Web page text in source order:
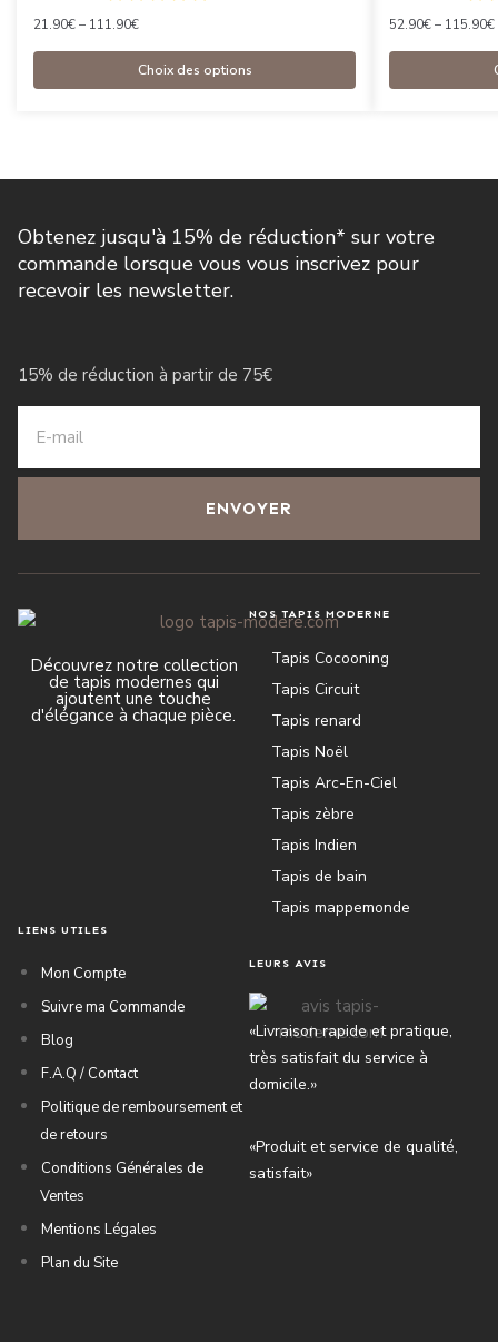
21.90€– 111.90€
Choix des options
52.90€– 115.90€
Obtenez jusqu'à 15% de réduction* sur votre
commande lorsque vous vous inscrivez pour
recevoir les newsletter.
15% de réduction à partir de 75€
ENVOYER
Découvrez notre collection
de tapis modernes qui
ajoutent une touche
d'élégance à chaque pièce.
NOS TAPIS MODERNE
Tapis Cocooning
Tapis Circuit
Tapis renard
Tapis Noël
Tapis Arc-En-Ciel
Tapis zèbre
Tapis Indien
Tapis de bain
Tapis mappemonde
LIENS UTILES
Mon Compte
Suivre ma Commande
Blog
F.A.Q / Contact
Politique de remboursement et
de retours
Conditions Générales de
Ventes
Mentions Légales
Plan du Site
LEURS AVIS
«Livraison rapide et pratique,
très satisfait du service à
domicile.»
«Produit et service de qualité,
satisfait»